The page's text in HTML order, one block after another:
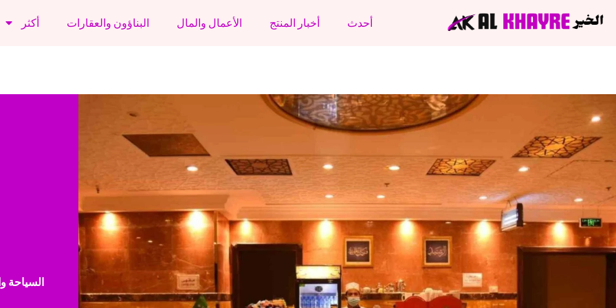
أحدث أخبار المنتج الأعمال والمال البناؤون والعقارات أكثر
السياحة